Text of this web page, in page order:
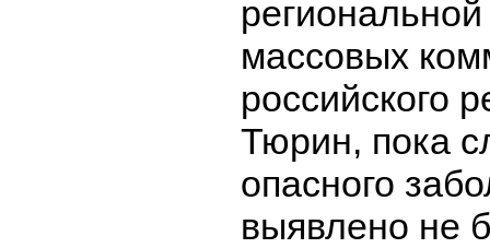
массовых
российского
Тюрин, пока
опасного
выявлено не